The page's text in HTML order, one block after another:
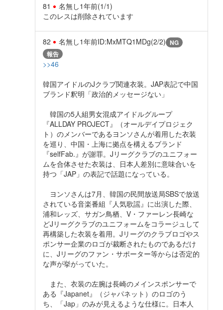
81 名無し1年前(1/1)
このレスは削除されています
82 名無し1年前ID:MxMTQ1MDg(2/2) NG
報告
>>46
韓国アイドルのJクラブ関連衣装。JAP表記で中国
ブランド釈明「政治的メッセージない」
韓国の5人組男女混成アイドルグループ
『ALLDAY PROJECT』（オールデイプロジェク
ト）のメンバーであるヨンソさんが着用した衣装
を巡り、中国・上海に拠点を構えるブランド
『selfFab.』が謝罪。Jリーグクラブのユニフォー
ムを合体させた衣装は、日本人差別に意味合いを
持つ「JAP」の表記で話題になっている。
ヨンソさんは7月、韓国の民間放送局SBSで放送
されている音楽番組『人気歌謡』に出演した際、
浦和レッズ、サガン鳥栖、V・ファーレン長崎な
どJリーグクラブのユニフォームをコラージュして
再構築した衣装を着用。Jリーグのクラブロゴやス
ポンサー企業のロゴが裁断されたものであるだけ
に、Jリーグのファン・サポーター等からは否定的
な声が挙がっていた。
また、衣装の左腕は長崎のメインスポンサーで
ある『Japanet』（ジャパネット）のロゴのう
ち、「Jap」のみが見えるような仕様に。日本人